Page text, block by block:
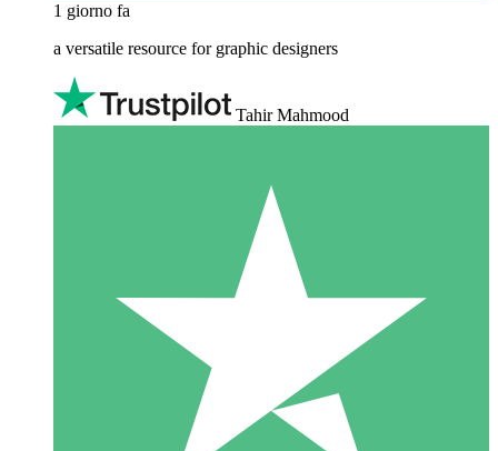
1 giorno fa
a versatile resource for graphic designers
Tahir Mahmood